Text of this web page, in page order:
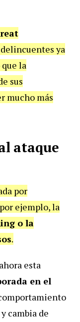
ya
que la
sus
mucho más
ataque
por
ejemplo, la
o la
.
esta
en el
cambia de